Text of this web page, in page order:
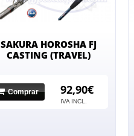
SAKURA HOROSHA FJ
CASTING (TRAVEL)
Comprar 92,90€
IVA INCL.